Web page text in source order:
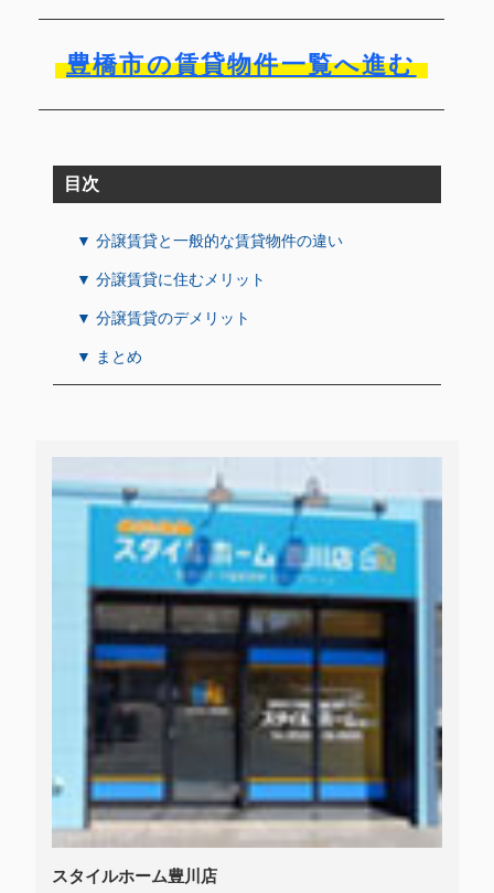
豊橋市の賃貸物件一覧へ進む
目次
▼ 分譲賃貸と一般的な賃貸物件の違い
▼ 分譲賃貸に住むメリット
▼ 分譲賃貸のデメリット
▼ まとめ
スタイルホーム豊川店